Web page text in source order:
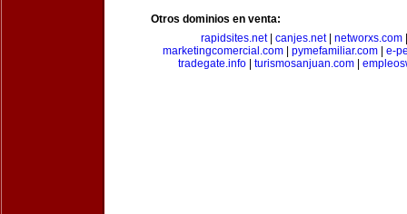
Otros dominios en venta:
rapidsites.net| canjes.net| networxs.com
marketingcomercial.com| pymefamiliar.com| e-
tradegate.info| turismosanjuan.com|